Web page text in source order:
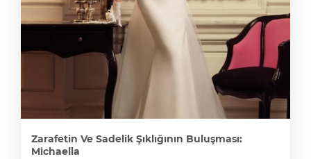
Zarafetin Ve Sadelik Şıklığının Buluşması:
Michaella